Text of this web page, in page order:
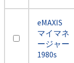
eMAXIS
マイマネ
ージャー
1980s